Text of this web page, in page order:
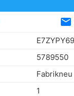
email
E7ZYPY69
5789550
Fabrikneu
1